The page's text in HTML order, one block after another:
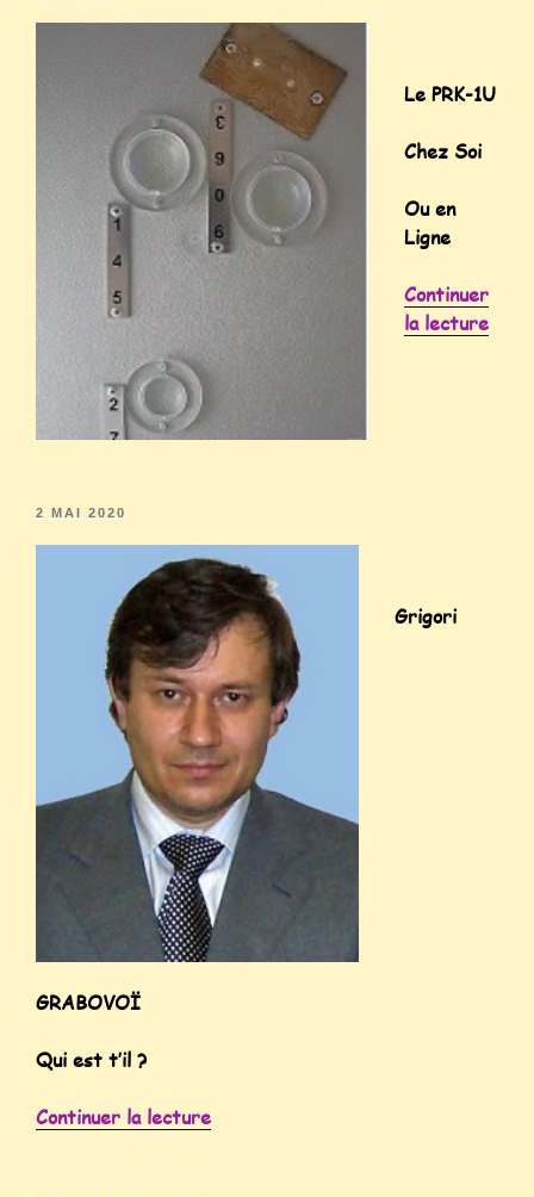
Le PRK-1U
Chez Soi
Ou en
Ligne
Continuer
la lecture
2 MAI 2020
Grigori
GRABOVOÏ
Qui est t’il ?
Continuer la lecture